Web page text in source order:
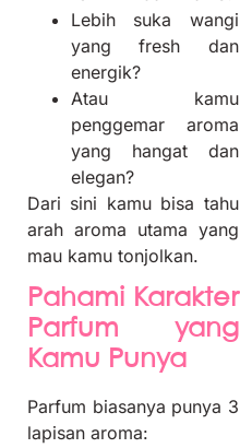
Lebih suka wangi
yang fresh dan
energik?
Atau kamu
penggemar aroma
yang hangat dan
elegan?
Dari sini kamu bisa tahu
arah aroma utama yang
mau kamu tonjolkan.
Pahami Karakter
Parfum yang
Kamu Punya
Parfum biasanya punya 3
lapisan aroma: